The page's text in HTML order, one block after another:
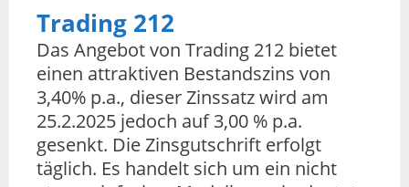
Trading 212
Das Angebot von Trading 212 bietet
einen attraktiven Bestandszins von
3,40% p.a., dieser Zinssatz wird am
25.2.2025 jedoch auf 3,00 % p.a.
gesenkt. Die Zinsgutschrift erfolgt
täglich. Es handelt sich um ein nicht